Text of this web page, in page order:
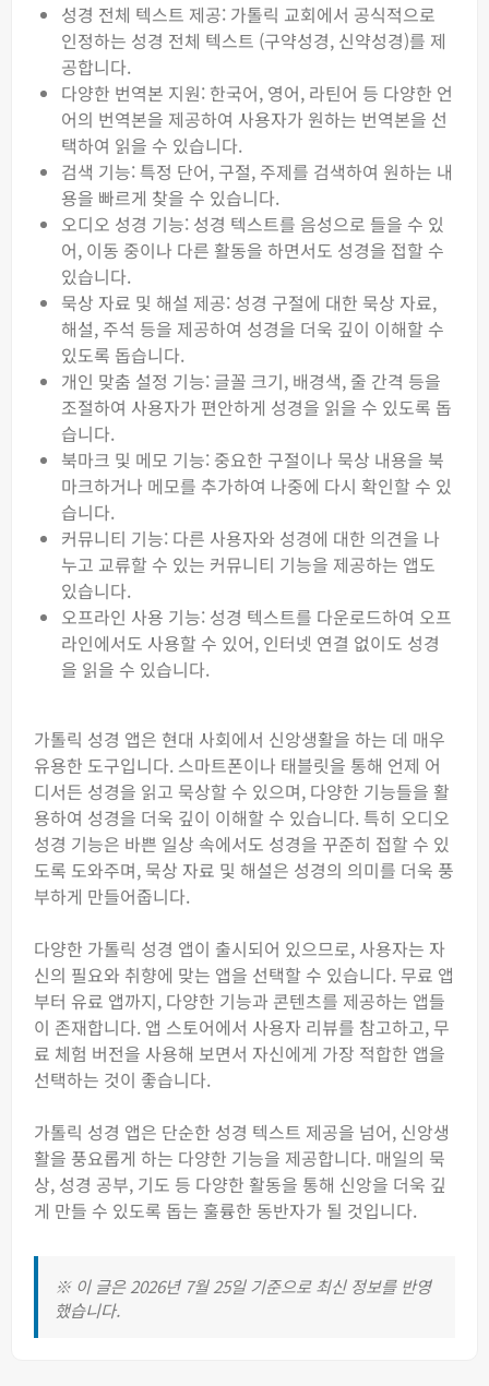
성경 전체 텍스트 제공: 가톨릭 교회에서 공식적으로
인정하는 성경 전체 텍스트 (구약성경, 신약성경)를 제
공합니다.
다양한 번역본 지원: 한국어, 영어, 라틴어 등 다양한 언
어의 번역본을 제공하여 사용자가 원하는 번역본을 선
택하여 읽을 수 있습니다.
검색 기능: 특정 단어, 구절, 주제를 검색하여 원하는 내
용을 빠르게 찾을 수 있습니다.
오디오 성경 기능: 성경 텍스트를 음성으로 들을 수 있
어, 이동 중이나 다른 활동을 하면서도 성경을 접할 수
있습니다.
묵상 자료 및 해설 제공: 성경 구절에 대한 묵상 자료,
해설, 주석 등을 제공하여 성경을 더욱 깊이 이해할 수
있도록 돕습니다.
개인 맞춤 설정 기능: 글꼴 크기, 배경색, 줄 간격 등을
조절하여 사용자가 편안하게 성경을 읽을 수 있도록 돕
습니다.
북마크 및 메모 기능: 중요한 구절이나 묵상 내용을 북
마크하거나 메모를 추가하여 나중에 다시 확인할 수 있
습니다.
커뮤니티 기능: 다른 사용자와 성경에 대한 의견을 나
누고 교류할 수 있는 커뮤니티 기능을 제공하는 앱도
있습니다.
오프라인 사용 기능: 성경 텍스트를 다운로드하여 오프
라인에서도 사용할 수 있어, 인터넷 연결 없이도 성경
을 읽을 수 있습니다.
가톨릭 성경 앱은 현대 사회에서 신앙생활을 하는 데 매우
유용한 도구입니다. 스마트폰이나 태블릿을 통해 언제 어
디서든 성경을 읽고 묵상할 수 있으며, 다양한 기능들을 활
용하여 성경을 더욱 깊이 이해할 수 있습니다. 특히 오디오
성경 기능은 바쁜 일상 속에서도 성경을 꾸준히 접할 수 있
도록 도와주며, 묵상 자료 및 해설은 성경의 의미를 더욱 풍
부하게 만들어줍니다.
다양한 가톨릭 성경 앱이 출시되어 있으므로, 사용자는 자
신의 필요와 취향에 맞는 앱을 선택할 수 있습니다. 무료 앱
부터 유료 앱까지, 다양한 기능과 콘텐츠를 제공하는 앱들
이 존재합니다. 앱 스토어에서 사용자 리뷰를 참고하고, 무
료 체험 버전을 사용해 보면서 자신에게 가장 적합한 앱을
선택하는 것이 좋습니다.
가톨릭 성경 앱은 단순한 성경 텍스트 제공을 넘어, 신앙생
활을 풍요롭게 하는 다양한 기능을 제공합니다. 매일의 묵
상, 성경 공부, 기도 등 다양한 활동을 통해 신앙을 더욱 깊
게 만들 수 있도록 돕는 훌륭한 동반자가 될 것입니다.
※ 이 글은 2026년 7월 25일 기준으로 최신 정보를 반영
했습니다.